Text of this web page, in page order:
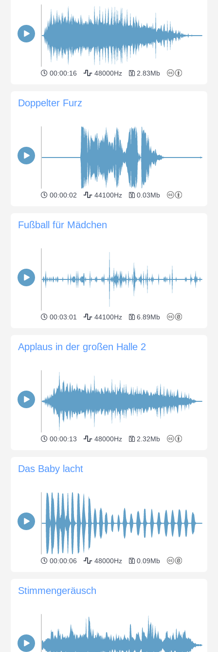
00:00:16 48000Hz 2.83Mb
Doppelter Furz
00:00:02 44100Hz 0.03Mb
Fußball für Mädchen
00:03:01 44100Hz 6.89Mb
Applaus in der großen Halle 2
00:00:13 48000Hz 2.32Mb
Das Baby lacht
00:00:06 48000Hz 0.09Mb
Stimmengeräusch